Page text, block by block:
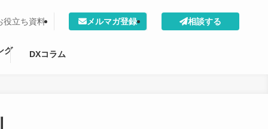
役立ち資料 メルマガ登録 相談する
グ DXコラム